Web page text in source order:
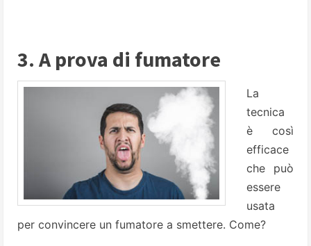
3. A prova di fumatore
La
tecnica
è così
efficace
che può
essere
usata
per convincere un fumatore a smettere. Come?